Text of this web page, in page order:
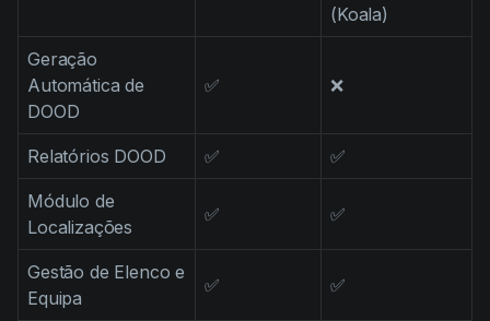
(Koala)
Geração
Automática de
DOOD
✅ ❌
Relatórios DOOD ✅ ✅
Módulo de
Localizações
✅ ✅
Gestão de Elenco e
Equipa
✅ ✅